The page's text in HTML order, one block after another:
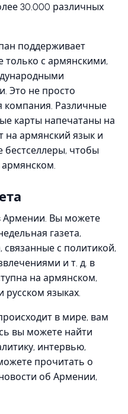
30.000 различных
поддерживает
только с армянскими,
Это не просто
компания. Различные
карты напечатаны на
на армянский язык и
чтобы
Армении. Вы можете
газета,
связанные с политикой,
и т. д. в
на армянском,
русском языках.
в мире, вам
вы можете найти
интервью,
прочитать о
об Армении,